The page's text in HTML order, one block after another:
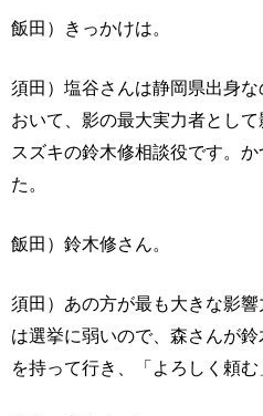
飯田）きっかけは。
須田）塩谷さんは静岡県出身
おいて、影の最大実力者として
スズキの鈴木修相談役です。
た。
飯田）鈴木修さん。
須田）あの方が最も大きな影
は選挙に弱いので、森さんが
を持って行き、「よろしく頼む